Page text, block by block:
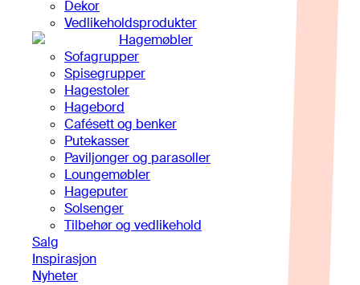
Dekor
Vedlikeholdsprodukter
Hagemøbler
Sofagrupper
Spisegrupper
Hagestoler
Hagebord
Cafésett og benker
Putekasser
Paviljonger og parasoller
Loungemøbler
Hageputer
Solsenger
Tilbehør og vedlikehold
Salg
Inspirasjon
Nyheter